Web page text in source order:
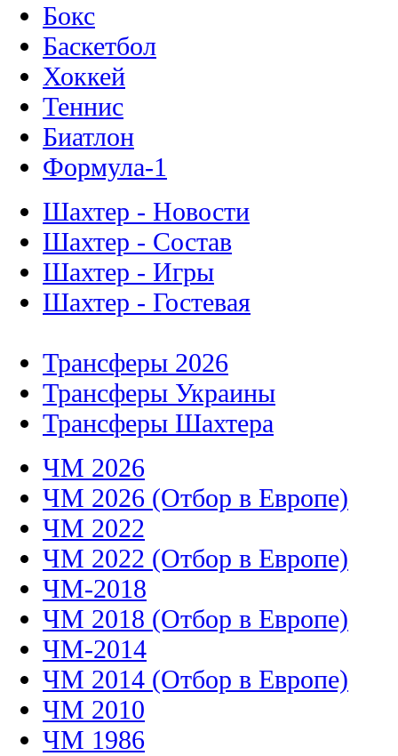
Бокс
Баскетбол
Хоккей
Теннис
Биатлон
Формула-1
Шахтер - Новости
Шахтер - Состав
Шахтер - Игры
Шахтер - Гостевая
Трансферы 2026
Трансферы Украины
Трансферы Шахтера
ЧМ 2026
ЧМ 2026 (Отбор в Европе)
ЧМ 2022
ЧМ 2022 (Отбор в Европе)
ЧМ-2018
ЧМ 2018 (Отбор в Европе)
ЧМ-2014
ЧМ 2014 (Отбор в Европе)
ЧМ 2010
ЧМ 1986